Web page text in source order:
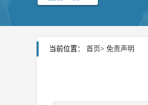
当前位置： 首页> 免责声明